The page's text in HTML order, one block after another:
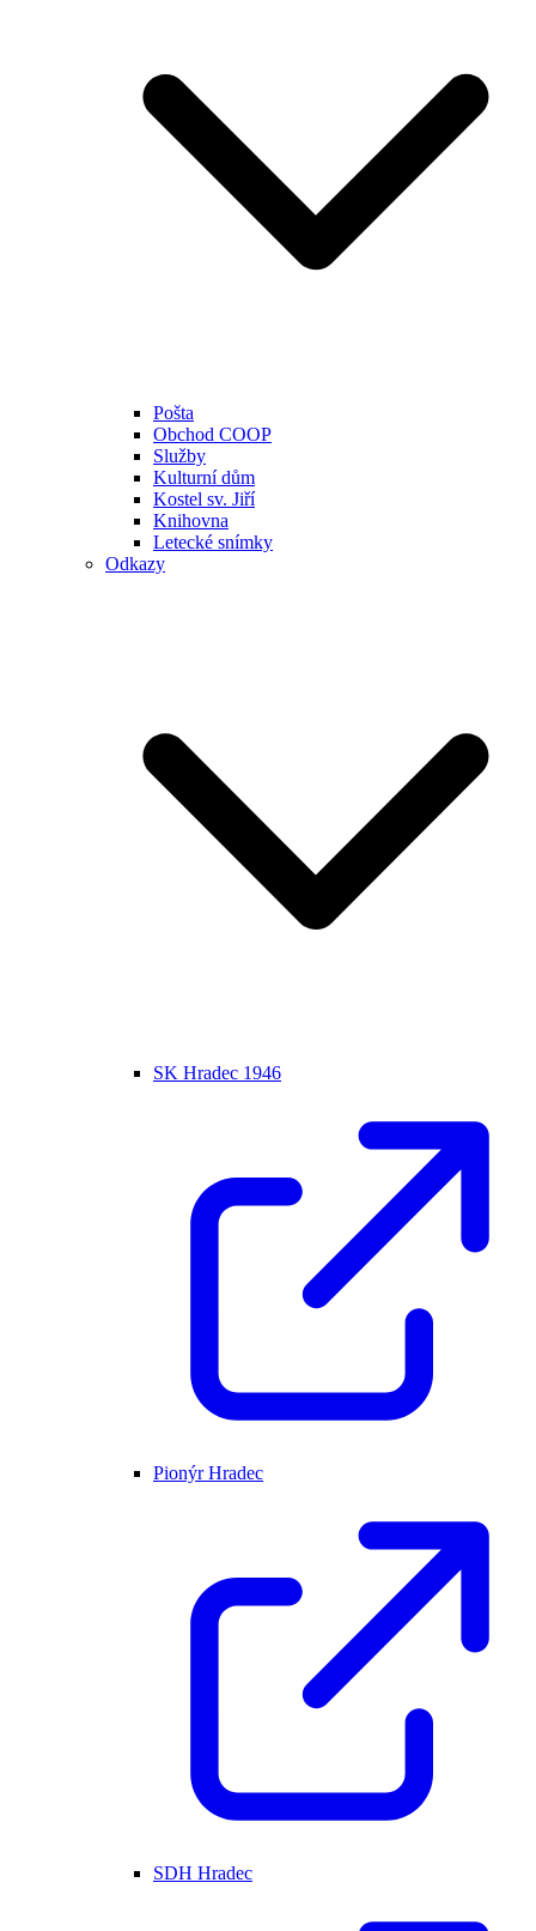
Pošta
Obchod COOP
Služby
Kulturní dům
Kostel sv. Jiří
Knihovna
Letecké snímky
Odkazy
SK Hradec 1946
Pionýr Hradec
SDH Hradec